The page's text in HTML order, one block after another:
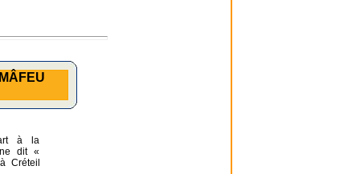
à la
dit «
Créteil